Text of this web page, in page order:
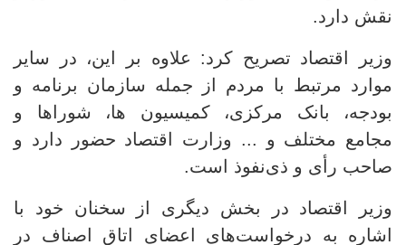
نقش دارد.
وزیر اقتصاد تصریح کرد: علاوه بر این، در سایر
موارد مرتبط با مردم از جمله سازمان برنامه و
بودجه، بانک مرکزی، کمیسیون ها، شوراها و
مجامع مختلف و ... وزارت اقتصاد حضور دارد و
صاحب رأی و ذی‌نفوذ است.
وزیر اقتصاد در بخش دیگری از سخنان خود با
اشاره به درخواست‌های اعضای اتاق اصناف در